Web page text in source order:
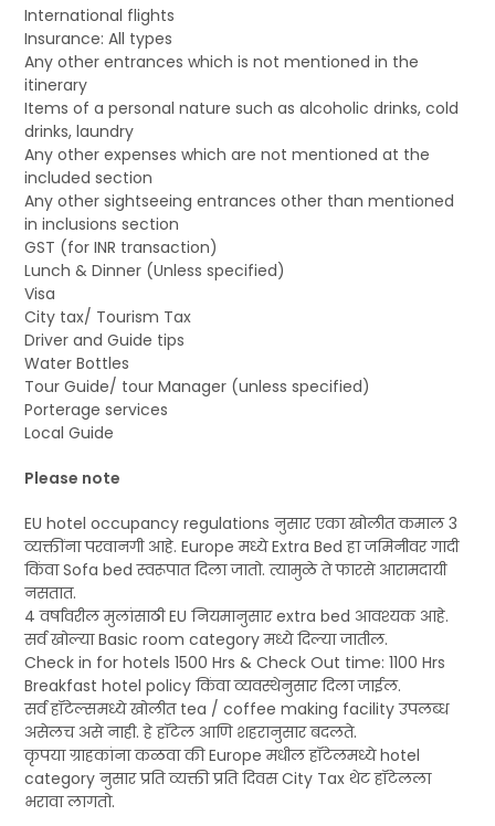
International flights
Insurance: All types
Any other entrances which is not mentioned in the
itinerary
Items of a personal nature such as alcoholic drinks, cold
drinks, laundry
Any other expenses which are not mentioned at the
included section
Any other sightseeing entrances other than mentioned
in inclusions section
GST (for INR transaction)
Lunch & Dinner (Unless specified)
Visa
City tax/ Tourism Tax
Driver and Guide tips
Water Bottles
Tour Guide/ tour Manager (unless specified)
Porterage services
Local Guide
Please note
EU hotel occupancy regulations नुसार एका खोलीत कमाल 3
व्यक्तींना परवानगी आहे. Europe मध्ये Extra Bed हा जमिनीवर गादी
किंवा Sofa bed स्वरूपात दिला जातो. त्यामुळे ते फारसे आरामदायी
नसतात.
4 वर्षांवरील मुलांसाठी EU नियमानुसार extra bed आवश्यक आहे.
सर्व खोल्या Basic room category मध्ये दिल्या जातील.
Check in for hotels 1500 Hrs & Check Out time: 1100 Hrs
Breakfast hotel policy किंवा व्यवस्थेनुसार दिला जाईल.
सर्व हॉटेल्समध्ये खोलीत tea / coffee making facility उपलब्ध
असेलच असे नाही. हे हॉटेल आणि शहरानुसार बदलते.
कृपया ग्राहकांना कळवा की Europe मधील हॉटेलमध्ये hotel
category नुसार प्रति व्यक्ती प्रति दिवस City Tax थेट हॉटेलला
भरावा लागतो.